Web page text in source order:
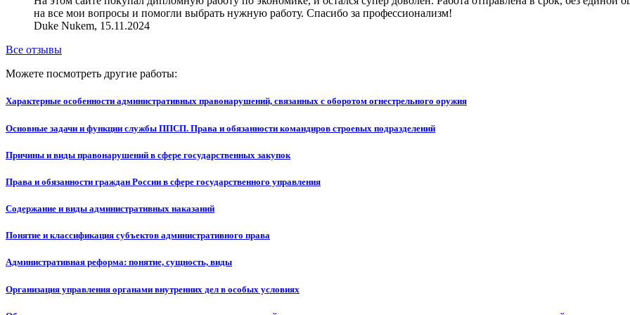
на все мои вопросы и помогли выбрать нужную работу. Спасибо за профессионализм!
Duke Nukem, 15.11.2024
Все отзывы
Можете посмотреть другие работы:
Характерные особенности административных правонарушений, связанных с оборотом огнестрельного оружия
Основные задачи и функции службы ППСП. Права и обязанности командиров строевых подразделений
Причины и виды правонарушений в сфере государственных закупок
Права и обязанности граждан России в сфере государственного управления
Содержание и виды административных наказаний
Понятие и классификация субъектов административного права
Административная реформа: понятие, сущность, виды
Организация управления органами внутренних дел в особых условиях